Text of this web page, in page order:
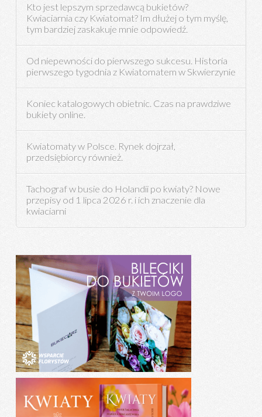
Kto jest lepszym sprzedawcą bukietów?
Kwiaciarnia czy Kwiatomat? Im dłużej o tym myślę,
tym bardziej zaskakuje mnie odpowiedź.
Od niepewności do pierwszego sukcesu. Historia
pierwszego tygodnia z Kwiatomatem w Skwierzynie
Koniec katalogowych obietnic. Czas na prawdziwe
bukiety online.
Kwiatomaty w Polsce. Rynek dojrzał,
przedsiębiorcy również.
Tachograf w busie do Holandii po kwiaty? Nowe
przepisy od 1 lipca 2026 r. i ich znaczenie dla
kwiaciarni